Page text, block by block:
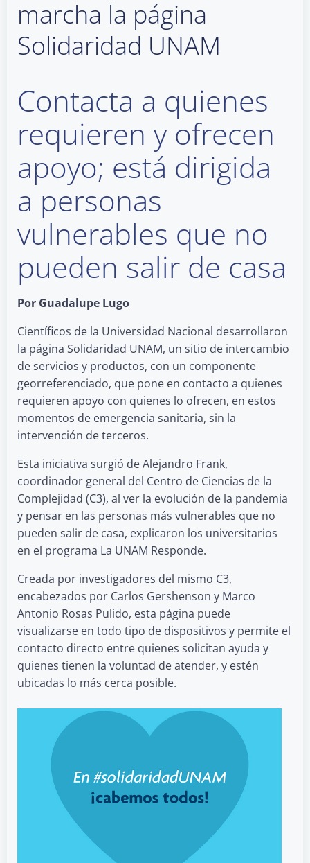
marcha la página
Solidaridad UNAM
Contacta a quienes
requieren y ofrecen
apoyo; está dirigida
a personas
vulnerables que no
pueden salir de casa
Por Guadalupe Lugo
Científicos de la Universidad Nacional desarrollaron
la página Solidaridad UNAM, un sitio de intercambio
de servicios y productos, con un componente
georreferenciado, que pone en contacto a quienes
requieren apoyo con quienes lo ofrecen, en estos
momentos de emergencia sanitaria, sin la
intervención de terceros.
Esta iniciativa surgió de Alejandro Frank,
coordinador general del Centro de Ciencias de la
Complejidad (C3), al ver la evolución de la pandemia
y pensar en las personas más vulnerables que no
pueden salir de casa, explicaron los universitarios
en el programa La UNAM Responde.
Creada por investigadores del mismo C3,
encabezados por Carlos Gershenson y Marco
Antonio Rosas Pulido, esta página puede
visualizarse en todo tipo de dispositivos y permite el
contacto directo entre quienes solicitan ayuda y
quienes tienen la voluntad de atender, y estén
ubicadas lo más cerca posible.